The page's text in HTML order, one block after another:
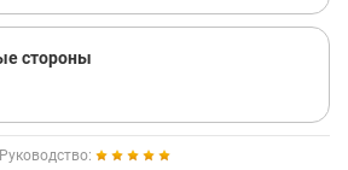
стороны
Руководство: